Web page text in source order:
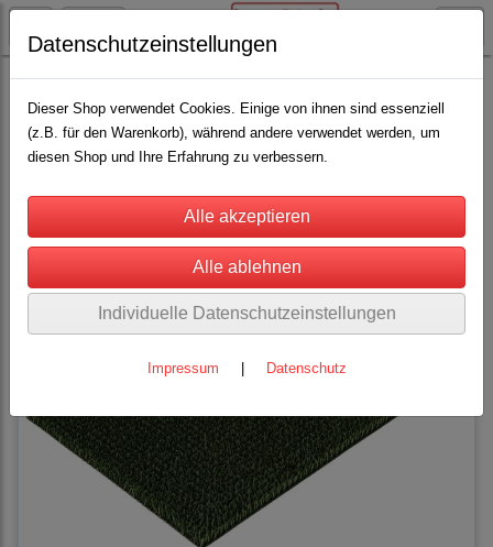
Lama / Alpaka Bürsten und Striegel(12)
Sortierung wählen
Datenschutzeinstellungen
Dieser Shop verwendet Cookies. Einige von ihnen sind essenziell
(z.B. für den Warenkorb), während andere verwendet werden, um
diesen Shop und Ihre Erfahrung zu verbessern.
Individuelle Datenschutzeinstellungen
Impressum Datenschutz